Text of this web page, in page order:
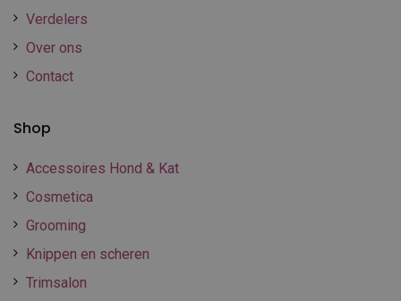
Verdelers
Over ons
Contact
Shop
Accessoires Hond & Kat
Cosmetica
Grooming
Knippen en scheren
Trimsalon